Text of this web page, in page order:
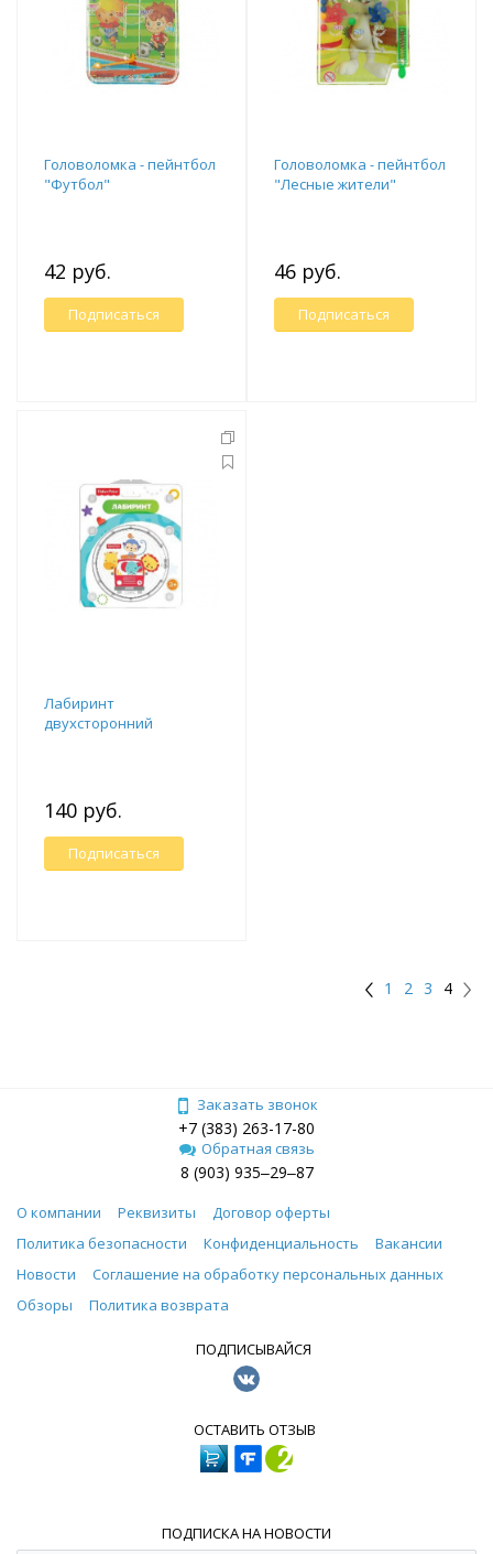
Головоломка - пейнтбол
"Футбол"
42 руб.
Подписаться
Головоломка - пейнтбол
"Лесные жители"
46 руб.
Подписаться
Лабиринт
двухсторонний
140 руб.
Подписаться
1 2 3 4
Заказать звонок
+7 (383) 263-17-80
Обратная связь
8 (903) 935‒29‒87
О компании Реквизиты
Договор оферты
Политика безопасности
Конфиденциальность
Вакансии
Новости
Соглашение на обработку персональных данных
Обзоры
Политика возврата
ПОДПИСЫВАЙСЯ
ОСТАВИТЬ ОТЗЫВ
ПОДПИСКА НА НОВОСТИ